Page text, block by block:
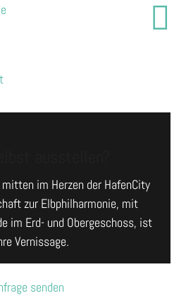
im Herzen der HafenCity
zur Elbphilharmonie, mit
im Erd- und Obergeschoss, ist
Vernissage.
senden